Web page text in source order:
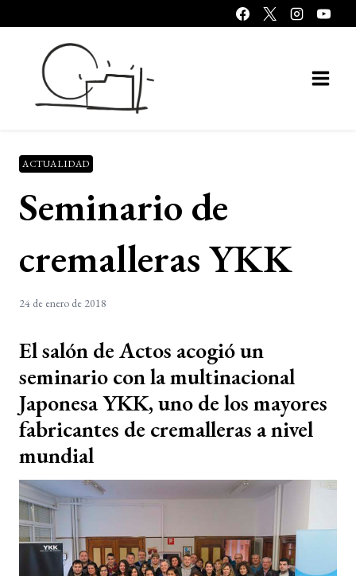
al
contenido
ACTUALIDAD
Seminario de
cremalleras YKK
24 de enero de 2018
El salón de Actos acogió un
seminario con la multinacional
Japonesa YKK, uno de los mayores
fabricantes de cremalleras a nivel
mundial